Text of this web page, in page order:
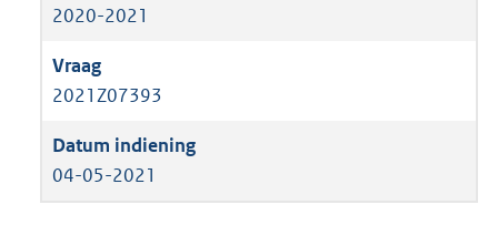
2020-2021
2021Z07393
04-05-2021